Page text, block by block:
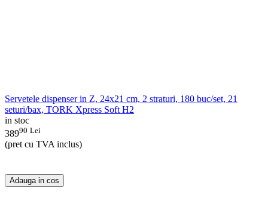
Servetele dispenser in Z, 24x21 cm, 2 straturi, 180 buc/set, 21
seturi/bax, TORK Xpress Soft H2
in stoc
38990 Lei
(pret cu TVA inclus)
Adauga in cos